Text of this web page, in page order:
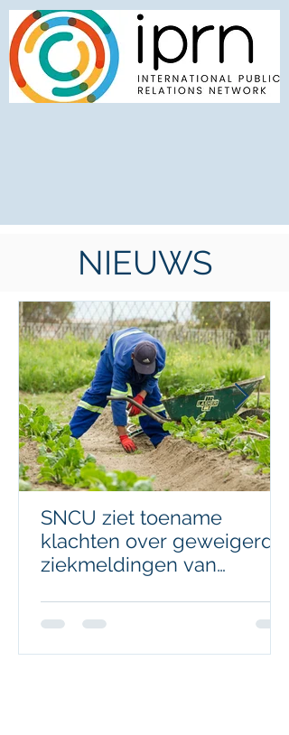
NIEUWS
SNCU ziet toename
klachten over geweigerde
ziekmeldingen van